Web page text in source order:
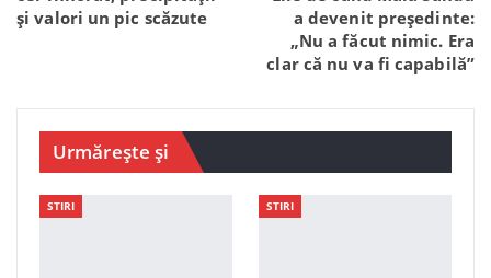
și valori un pic scăzute
a devenit președinte:
„Nu a făcut nimic. Era
clar că nu va fi capabilă”
Urmărește și
STIRI STIRI